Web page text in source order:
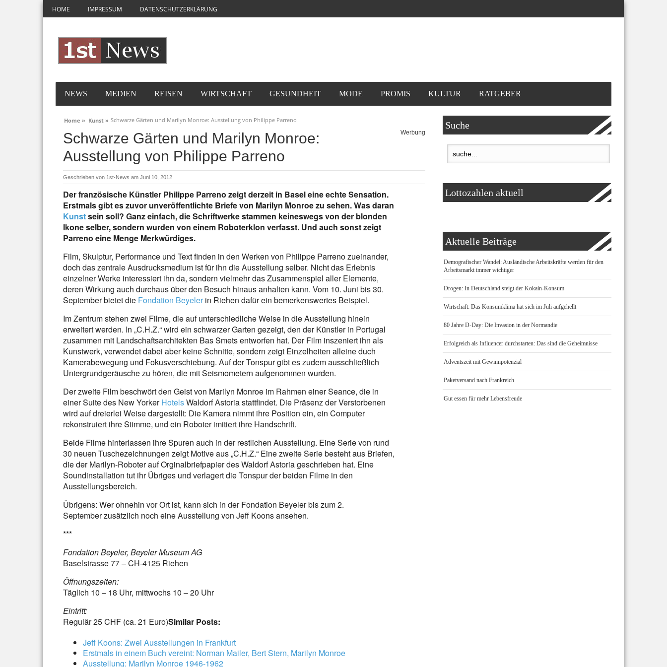
HOME IMPRESSUM DATENSCHUTZERKLÄRUNG
NEWS MEDIEN REISEN WIRTSCHAFT GESUNDHEIT MODE PROMIS KULTUR RATGEBER
Home » Kunst » Schwarze Gärten und Marilyn Monroe: Ausstellung von Philippe Parreno
Schwarze Gärten und Marilyn Monroe:
Ausstellung von Philippe Parreno
Werbung
Geschrieben von 1st-News am Juni 10, 2012
Der französische Künstler Philippe Parreno zeigt derzeit in Basel eine echte Sensation.
Erstmals gibt es zuvor unveröffentlichte Briefe von Marilyn Monroe zu sehen. Was daran
Kunstsein soll? Ganz einfach, die Schriftwerke stammen keineswegs von der blonden
Ikone selber, sondern wurden von einem Roboterklon verfasst. Und auch sonst zeigt
Parreno eine Menge Merkwürdiges.
Film, Skulptur, Performance und Text finden in den Werken von Philippe Parreno zueinander,
doch das zentrale Ausdrucksmedium ist für ihn die Ausstellung selber. Nicht das Erlebnis
einzelner Werke interessiert ihn da, sondern vielmehr das Zusammenspiel aller Elemente,
deren Wirkung auch durchaus über den Besuch hinaus anhalten kann. Vom 10. Juni bis 30.
September bietet die Fondation Beyeler in Riehen dafür ein bemerkenswertes Beispiel.
Im Zentrum stehen zwei Filme, die auf unterschiedliche Weise in die Ausstellung hinein
erweitert werden. In „C.H.Z.“ wird ein schwarzer Garten gezeigt, den der Künstler in Portugal
zusammen mit Landschaftsarchitekten Bas Smets entworfen hat. Der Film inszeniert ihn als
Kunstwerk, verwendet dabei aber keine Schnitte, sondern zeigt Einzelheiten alleine duch
Kamerabewegung und Fokusverschiebung. Auf der Tonspur gibt es zudem ausschließlich
Untergrundgeräusche zu hören, die mit Seismometern aufgenommen wurden.
Der zweite Film beschwört den Geist von Marilyn Monroe im Rahmen einer Seance, die in
einer Suite des New YorkerHotelsWaldorf Astoria stattfindet. Die Präsenz der Verstorbenen
wird auf dreierlei Weise dargestellt: Die Kamera nimmt ihre Position ein, ein Computer
rekonstruiert ihre Stimme, und ein Roboter imitiert ihre Handschrift.
Beide Filme hinterlassen ihre Spuren auch in der restlichen Ausstellung. Eine Serie von rund
30 neuen Tuschezeichnungen zeigt Motive aus „C.H.Z.“ Eine zweite Serie besteht aus Briefen,
die der Marilyn-Roboter auf Orginalbriefpapier des Waldorf Astoria geschrieben hat. Eine
Soundinstallation tut ihr Übriges und verlagert die Tonspur der beiden Filme in den
Ausstellungsbereich.
Übrigens: Wer ohnehin vor Ort ist, kann sich in der Fondation Beyeler bis zum 2.
September zusätzlich noch eine Ausstellung von Jeff Koons ansehen.
***
Fondation Beyeler, Beyeler Museum AG
Baselstrasse 77 – CH-4125 Riehen
Öffnungszeiten:
Täglich 10 – 18 Uhr, mittwochs 10 – 20 Uhr
Eintritt:
Regulär 25 CHF (ca. 21 Euro)Similar Posts:
Jeff Koons: Zwei Ausstellungen in Frankfurt
Erstmals in einem Buch vereint: Norman Mailer, Bert Stern, Marilyn Monroe
Ausstellung: Marilyn Monroe 1946-1962
Suche
Lottozahlen aktuell
Aktuelle Beiträge
Demografischer Wandel: Ausländische Arbeitskräfte werden für den
Arbeitsmarkt immer wichtiger
Drogen: In Deutschland steigt der Kokain-Konsum
Wirtschaft: Das Konsumklima hat sich im Juli aufgehellt
80 Jahre D-Day: Die Invasion in der Normandie
Erfolgreich als Influencer durchstarten: Das sind die Geheimnisse
Adventszeit mit Gewinnpotenzial
Paketversand nach Frankreich
Gut essen für mehr Lebensfreude